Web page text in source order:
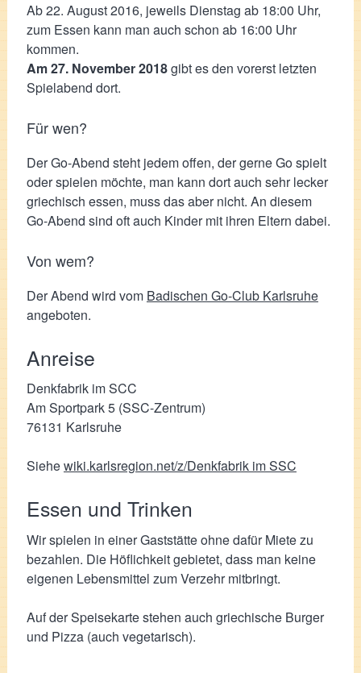
Ab 22. August 2016, jeweils Dienstag ab 18:00 Uhr,
zum Essen kann man auch schon ab 16:00 Uhr
kommen.
Am 27. November 2018gibt es den vorerst letzten
Spielabend dort.
Für wen?
Der Go-Abend steht jedem offen, der gerne Go spielt
oder spielen möchte, man kann dort auch sehr lecker
griechisch essen, muss das aber nicht. An diesem
Go-Abend sind oft auch Kinder mit ihren Eltern dabei.
Von wem?
Der Abend wird vom Badischen Go-Club Karlsruhe
angeboten.
Anreise
Denkfabrik im SCC
Am Sportpark 5 (SSC-Zentrum)
76131 Karlsruhe
Siehewiki.karlsregion.net/z/Denkfabrik im SSC
Essen und Trinken
Wir spielen in einer Gaststätte ohne dafür Miete zu
bezahlen. Die Höflichkeit gebietet, dass man keine
eigenen Lebensmittel zum Verzehr mitbringt.
Auf der Speisekarte stehen auch griechische Burger
und Pizza (auch vegetarisch).